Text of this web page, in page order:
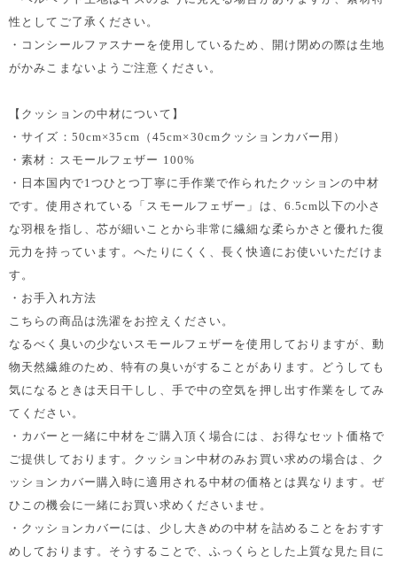
性としてご了承ください。
・コンシールファスナーを使用しているため、開け閉めの際は生地
がかみこまないようご注意ください。
【クッションの中材について】
・サイズ：50cm×35cm（45cm×30cmクッションカバー用）
・素材：スモールフェザー 100%
・日本国内で1つひとつ丁寧に手作業で作られたクッションの中材
です。使用されている「スモールフェザー」は、6.5cm以下の小さ
な羽根を指し、芯が細いことから非常に繊細な柔らかさと優れた復
元力を持っています。へたりにくく、長く快適にお使いいただけま
す。
・お手入れ方法
こちらの商品は洗濯をお控えください。
なるべく臭いの少ないスモールフェザーを使用しておりますが、動
物天然繊維のため、特有の臭いがすることがあります。どうしても
気になるときは天日干しし、手で中の空気を押し出す作業をしてみ
てください。
・カバーと一緒に中材をご購入頂く場合には、お得なセット価格で
ご提供しております。クッション中材のみお買い求めの場合は、ク
ッションカバー購入時に適用される中材の価格とは異なります。ぜ
ひこの機会に一緒にお買い求めくださいませ。
・クッションカバーには、少し大きめの中材を詰めることをおすす
めしております。そうすることで、ふっくらとした上質な見た目に